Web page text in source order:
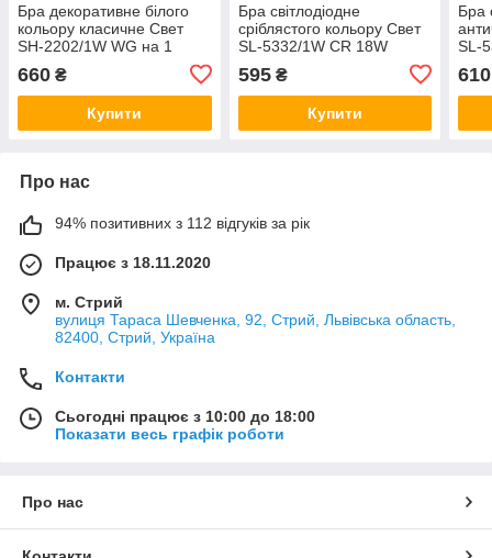
Бра декоративне білого
кольору класичне Свет
SH-2202/1W WG на 1
660 ₴
Купити
Бра світлодіодне
сріблястого кольору Свет
SL-5332/1W CR 18W
595₴
Купити
Бра
SL-
610
Про нас
94% позитивних з 112 відгуків за рік
Працює з 18.11.2020
м. Стрий
вулиця Тараса Шевченка, 92, Стрий, Львівська область,
82400, Стрий, Україна
Контакти
Сьогодні працює з 10:00 до 18:00
Показати весь графік роботи
Про нас